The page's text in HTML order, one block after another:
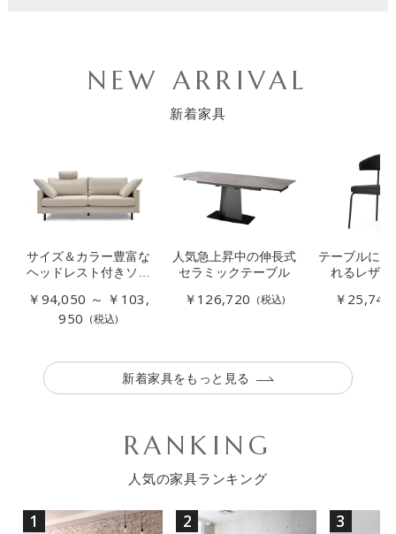
NEW ARRIVAL
新着家具
サイズ＆カラー豊富な
ヘッドレスト付きソフ
￥94,050 ～ ￥103,
950 (税込)
人気急上昇中の伸長式
セラミックテーブル
￥126,720 (税込)
テーブルに
れるレザー
￥25,740
新着家具をもっと見る
RANKING
人気の家具ランキング
1 2 3